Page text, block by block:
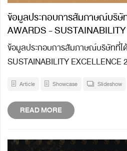
ข้อมูลประกอบการสัมภาษณ์บริษั
AWARDS -
ข้อมูลประกอบการสัมภาษณ์บริษัทที่ไ
SUSTAINABILITY EXCELLENCE
Article Showcase Slideshow
READ MORE